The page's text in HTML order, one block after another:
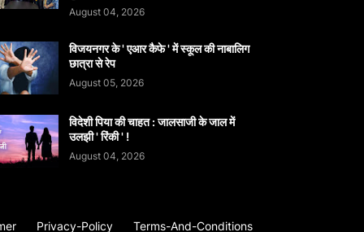
August 04, 2026
विजयनगर के ' एआर कैफे ' में स्कूल की नाबालिग
छात्रा से रेप
August 05, 2026
विदेशी पिया की चाहत : जालसाजी के जाल में
उलझी ' रिंकी ' !
August 04, 2026
Privacy-Policy Terms-And-Conditions